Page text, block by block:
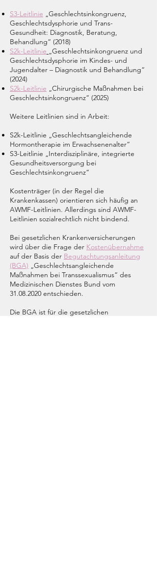
S3-Leitlinie „Geschlechtsinkongruenz,
Geschlechtsdysphorie und Trans-
Gesundheit: Diagnostik, Beratung,
Behandlung“ (2018)
S2k-Leitlinie „Geschlechtsinkongruenz und
Geschlechtsdysphorie im Kindes- und
Jugendalter – Diagnostik und Behandlung“
(2024)
S2k-Leitlinie „Chirurgische Maßnahmen bei
Geschlechtsinkongruenz“ ​ (2025)
Weitere Leitlinien sind in Arbeit:
S2k-Leitlinie „Geschlechtsangleichende
Hormontherapie im Erwachsenenalter“
S3-Leitlinie „Interdisziplinäre, integrierte
Gesundheitsversorgung bei
Geschlechtsinkongruenz“
Kostenträger (in der Regel die
Krankenkassen) orientieren sich häufig an
AWMF-Leitlinien. Allerdings sind AWMF-
Leitlinien sozialrechtlich nicht bindend.
Bei gesetzlichen Krankenversicherungen
wird über die Frage der Kostenübernahme
auf der Basis der Begutachtungsanleitung
(BGA) „Geschlechtsangleichende
Maßnahmen bei Transsexualismus“ des
Medizinischen Dienstes Bund vom
31.08.2020 entschieden.
Die BGA ist für die gesetzlichen